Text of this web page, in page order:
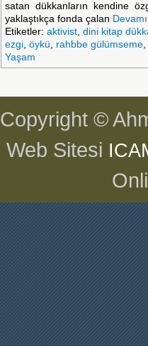
satan dükkanların kendine
yaklaştıkça fonda çalan
Etiketler: aktivist, dini kitap
ezgi, öykü, rahbbe gülümseme,
Yaşam
Copyright ©
Web Sitesi